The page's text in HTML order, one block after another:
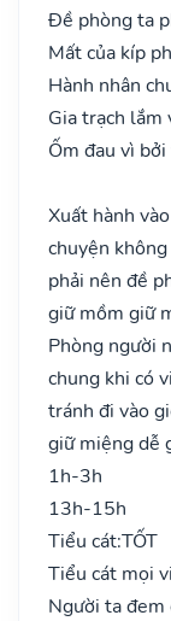
Đề phòng ta
Mất của kíp
Hành nhân
Gia trạch lắm
Ốm đau vì
Xuất hành
chuyện
phải nên đề
giữ mồm giữ
Phòng người
chung khi có
tránh đi vào
giữ miệng dễ
1h-3h
13h-15h
Tiểu cát:TỐT
Tiểu cát mọi
Người ta